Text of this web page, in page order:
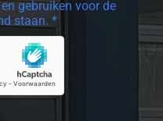
gebruiken voor de
staan. *